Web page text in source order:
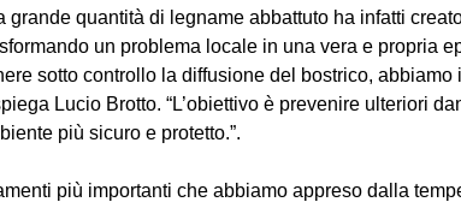
grande quantità di legname abbattuto ha infatti
un problema locale in una vera e propria
sotto controllo la diffusione del bostrico,
Lucio Brotto. “L’obiettivo è prevenire ulteriori
più sicuro e protetto.”.
più importanti che abbiamo appreso dalla